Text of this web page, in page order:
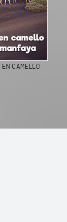
LIVING IN SPAIN